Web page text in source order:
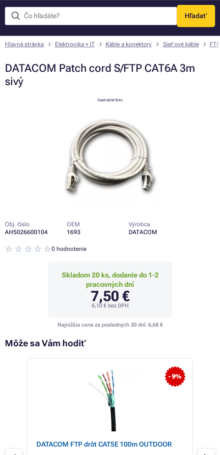
Hľadať
Menu
Hlavná stránka Elektronika + IT Káble a konektory Sieťové káble
DATACOM Patch cord S/FTP CAT6A 3m
sivý
ilustračné foto
Obj. číslo
AH5026600104
OEM
1693
Výrobca
DATACOM
0 hodnotenie
Skladom 20 ks, dodanie do 1-2
pracovných dní
7,50 €
6,10 €bez DPH
Najnižšia cena za posledných 30 dní: 6,68 €
Môže sa Vám hodiť
- 9%
DATACOM FTP drôt CAT5E 100m OUTDOOR